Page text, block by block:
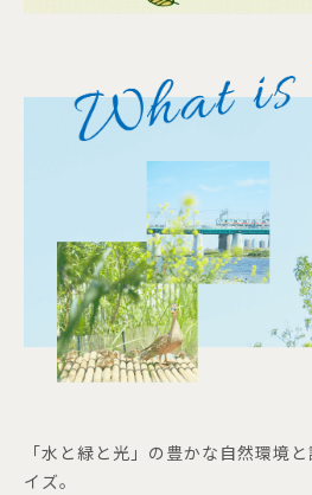
「水と緑と光」の豊かな自然環境
イズ。